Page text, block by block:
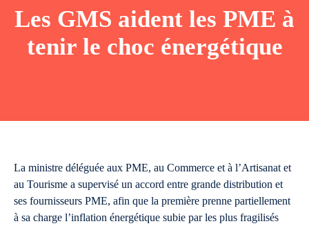
Les GMS aident les PME à
tenir le choc énergétique
La ministre déléguée aux PME, au Commerce et à l’Artisanat et
au Tourisme a supervisé un accord entre grande distribution et
ses fournisseurs PME, afin que la première prenne partiellement
à sa charge l’inflation énergétique subie par les plus fragilisés